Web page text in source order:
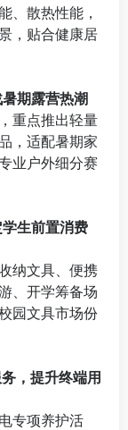
、散热性能，
，贴合健康居
期露营热潮
重点推出轻量
，适配暑期家
业户外细分赛
生前置消费
纳文具、便携
、开学筹备场
园文具市场份
，提升终端用
专项养护活